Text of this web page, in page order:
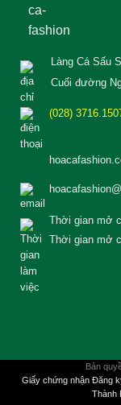
Làng Cá Sấu
Cuối đường
(028)
Thời gian mở
Thời gian mở
Bản
Giấy chứng nhận Đăng
Thành